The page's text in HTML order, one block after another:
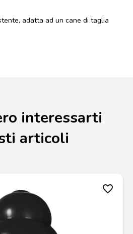
adatta ad un cane di taglia
interessarti
articoli
favorite_border